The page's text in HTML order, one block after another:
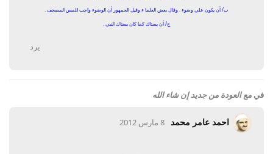
ب/ أن يكون علي وضوء . وقال بعض العلما ء وقيل الجمهور أن الوضوء واجب للمس المصحف .
ج/ أن يستاك كما كان يستاك النبي .
يرد
في مع العودة من جديد إن شاء الله
احمد عامر محمد 8 مارس 2012